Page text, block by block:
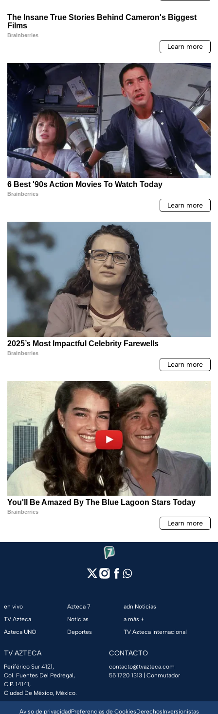
en vivo
TV Azteca
Azteca UNO
Azteca 7
Noticias
Deportes
adn Noticias
a más +
TV Azteca Internacional
TV AZTECA
Periférico Sur 4121,
Col. Fuentes Del Pedregal,
C.P. 14141,
Ciudad De México, México.
CONTACTO
contacto@tvazteca.com
55 1720 1313 | Conmutador
Aviso de privacidadPreferencias de CookiesDerechosInversionistas